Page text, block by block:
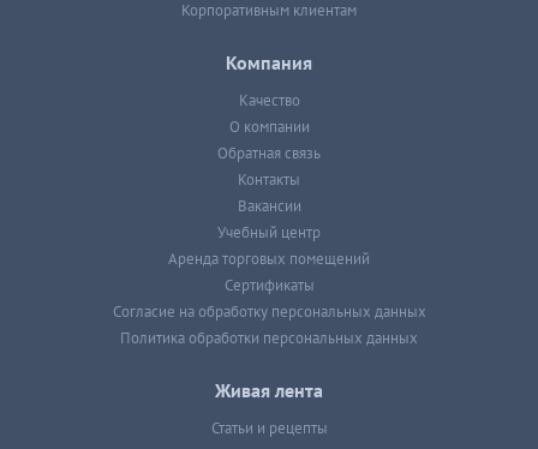
Корпоративным клиентам
Компания
Качество
О компании
Обратная связь
Контакты
Вакансии
Учебный центр
Аренда торговых помещений
Сертификаты
Согласие на обработку персональных данных
Политика обработки персональных данных
Живая лента
Статьи и рецепты